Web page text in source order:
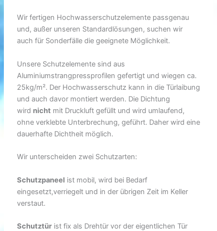
Wir fertigen Hochwasserschutzelemente passgenau
und, außer unseren Standardlösungen, suchen wir
auch für Sonderfälle die geeignete Möglichkeit.
Unsere Schutzelemente sind aus
Aluminiumstrangpressprofilen gefertigt und wiegen ca.
25kg/m². Der Hochwasserschutz kann in die Türlaibung
und auch davor montiert werden. Die Dichtung
wird nicht mit Druckluft gefüllt und wird umlaufend,
ohne verklebte Unterbrechung, geführt. Daher wird eine
dauerhafte Dichtheit möglich.
Wir unterscheiden zwei Schutzarten:
Schutzpaneel ist mobil, wird bei Bedarf
eingesetzt,verriegelt und in der übrigen Zeit im Keller
verstaut.
Schutztürist fix als Drehtür vor der eigentlichen Tür